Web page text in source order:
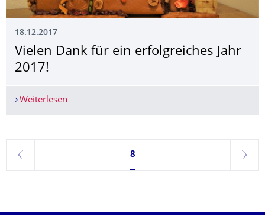
18.12.2017
Vielen Dank für ein erfolgreiches Jahr
2017!
Weiterlesen
zurück
Seite 8, aktuell ausgewählt
8
weiter